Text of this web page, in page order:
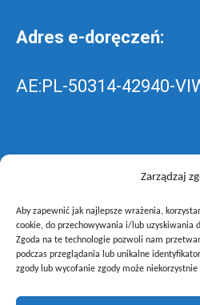
Zarządzaj
Aby zapewnić jak najlepsze wrażenia,
cookie, do przechowywania i/lub uzyskiwania
Zgoda na te technologie pozwoli nam
podczas przeglądania lub unikalne
zgody lub wycofanie zgody może
Adres e-doręczeń:
AE:PL-50314-42940-
Skrzynka EPUAP:
wyślij pismo ogólne
gov.pl